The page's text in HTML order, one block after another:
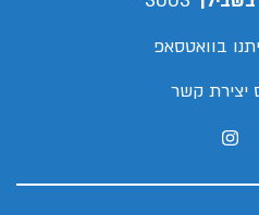
בוואטסאפ
יצירת קשר